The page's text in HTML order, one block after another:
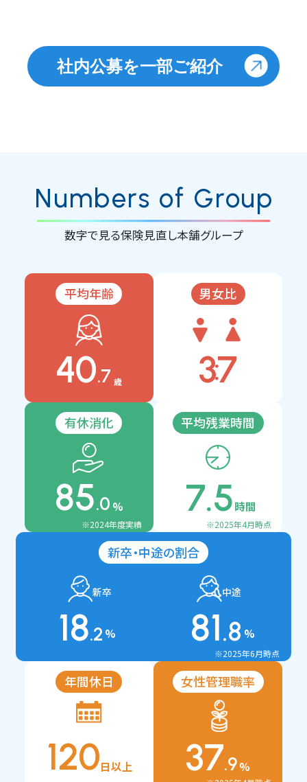
社内公募を一部ご紹介
Numbers of Group
数字で見る保険見直し本舗グループ
平均年齢
40.7 歳
男女比
37
:
有休消化
85.0 %
※2024年度実績
平均残業時間
7.5時間
※2025年4月時点
新卒・中途の割合
新卒
18.2 %
中途
81.8 %
※2025年6月時点
年間休日
120日以上
女性管理職率
37.9%